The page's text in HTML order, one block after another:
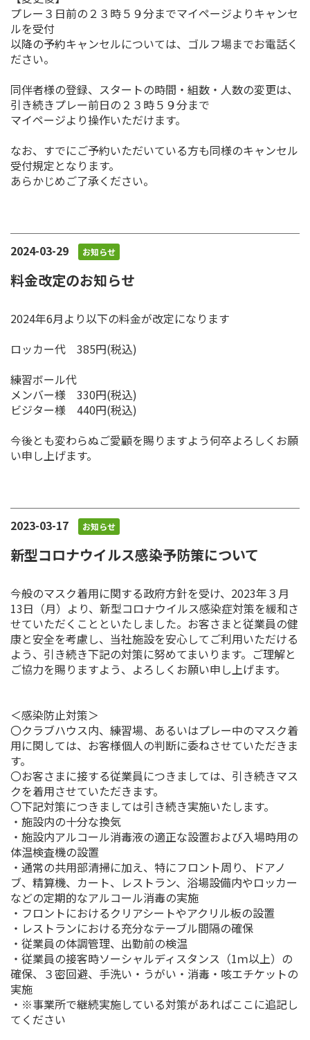
プレー３日前の２３時５９分までマイページよりキャンセ
ルを受付
以降の予約キャンセルについては、ゴルフ場までお電話く
ださい。
同伴者様の登録、スタートの時間・組数・人数の変更は、
引き続きプレー前日の２３時５９分まで
マイページより操作いただけます。
なお、すでにご予約いただいている方も同様のキャンセル
受付規定となります。
あらかじめご了承ください。
2024-03-29 お知らせ
料金改定のお知らせ
2024年6月より以下の料金が改定になります
ロッカー代 385円(税込)
練習ボール代
メンバー様 330円(税込)
ビジター様 440円(税込)
今後とも変わらぬご愛顧を賜りますよう何卒よろしくお願
い申し上げます。
2023-03-17 お知らせ
新型コロナウイルス感染予防策について
今般のマスク着用に関する政府方針を受け、2023年３月
13日（月）より、新型コロナウイルス感染症対策を緩和さ
せていただくことといたしました。お客さまと従業員の健
康と安全を考慮し、当社施設を安心してご利用いただける
よう、引き続き下記の対策に努めてまいります。ご理解と
ご協力を賜りますよう、よろしくお願い申し上げます。
＜感染防止対策＞
〇クラブハウス内、練習場、あるいはプレー中のマスク着
用に関しては、お客様個人の判断に委ねさせていただきま
す。
〇お客さまに接する従業員につきましては、引き続きマス
クを着用させていただきます。
〇下記対策につきましては引き続き実施いたします。
・施設内の十分な換気
・施設内アルコール消毒液の適正な設置および入場時用の
体温検査機の設置
・通常の共用部清掃に加え、特にフロント周り、ドアノ
ブ、精算機、カート、レストラン、浴場設備内やロッカー
などの定期的なアルコール消毒の実施
・フロントにおけるクリアシートやアクリル板の設置
・レストランにおける充分なテーブル間隔の確保
・従業員の体調管理、出勤前の検温
・従業員の接客時ソーシャルディスタンス（1ｍ以上）の
確保、３密回避、手洗い・うがい・消毒・咳エチケットの
実施
・※事業所で継続実施している対策があればここに追記し
てください